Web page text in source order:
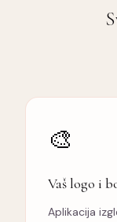
🎨
Vaš logo i
Aplikacija